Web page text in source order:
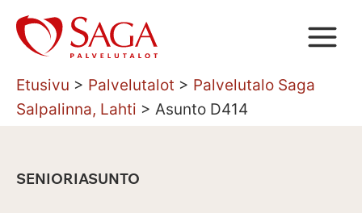
Siirry
sisältöön
Etusivu > Palvelutalot > Palvelutalo Saga
Salpalinna, Lahti > Asunto D414
SENIORIASUNTO